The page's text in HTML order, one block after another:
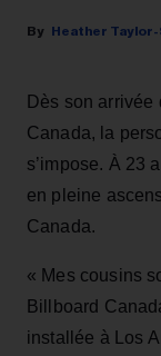
Heather Taylor-
Dès son arrivée
Canada, la
s’impose. À 23
en pleine
Canada.
« Mes cousins
Billboard
installée à Los